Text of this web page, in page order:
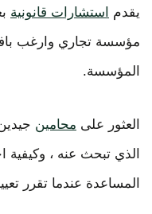
يقدم
استشارات قانونية
مؤسسة تجاري وارغب
المؤسسة.
العثور على محامين
الذي تبحث عنه ،
المساعدة عندما تقرر